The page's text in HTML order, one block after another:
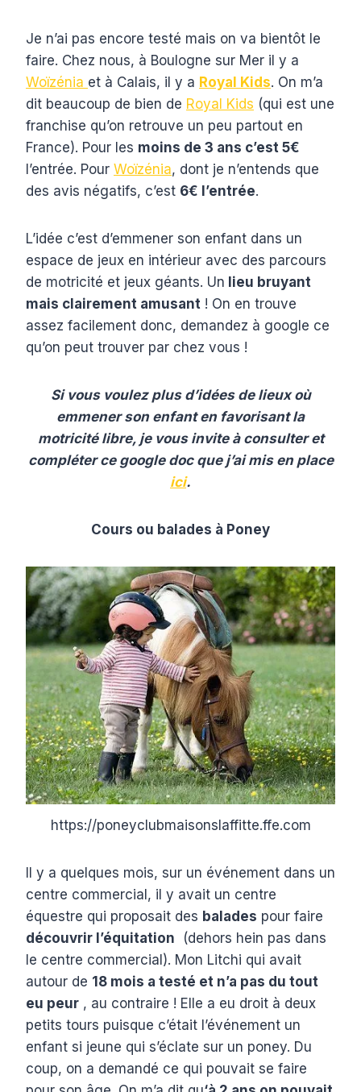
Je n’ai pas encore testé mais on va bientôt le
faire. Chez nous, à Boulogne sur Mer il y a
Woïzénia et à Calais, il y a Royal Kids. On m’a
dit beaucoup de bien de Royal Kids (qui est une
franchise qu’on retrouve un peu partout en
France). Pour les moins de 3 ans c’est 5€
l’entrée. Pour Woïzénia, dont je n’entends que
des avis négatifs, c’est 6€ l’entrée.
L’idée c’est d’emmener son enfant dans un
espace de jeux en intérieur avec des parcours
de motricité et jeux géants. Un lieu bruyant
mais clairement amusant ! On en trouve
assez facilement donc, demandez à google ce
qu’on peut trouver par chez vous !
Si vous voulez plus d’idées de lieux où
emmener son enfant en favorisant la
motricité libre, je vous invite à consulter et
compléter ce google doc que j’ai mis en place
ici.
Cours ou balades à Poney
https://poneyclubmaisonslaffitte.ffe.com
Il y a quelques mois, sur un événement dans un
centre commercial, il y avait un centre
équestre qui proposait des balades pour faire
découvrir l’équitation (dehors hein pas dans
le centre commercial). Mon Litchi qui avait
autour de 18 mois a testé et n’a pas du tout
eu peur , au contraire ! Elle a eu droit à deux
petits tours puisque c’était l’événement un
enfant si jeune qui s’éclate sur un poney. Du
coup, on a demandé ce qui pouvait se faire